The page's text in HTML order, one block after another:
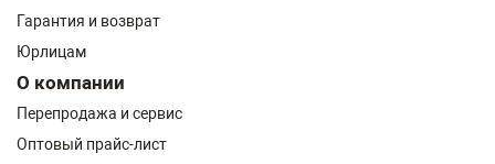
Гарантия и возврат
Юрлицам
О компании
Перепродажа и сервис
Оптовый прайс-лист